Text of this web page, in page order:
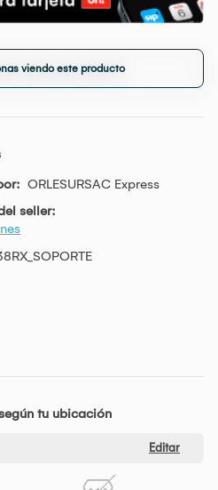
viendo este producto
ORLESURSAC Express
seller:
tu ubicación
Editar